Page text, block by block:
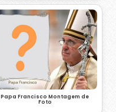
Papa Francisco Montagem de
Foto